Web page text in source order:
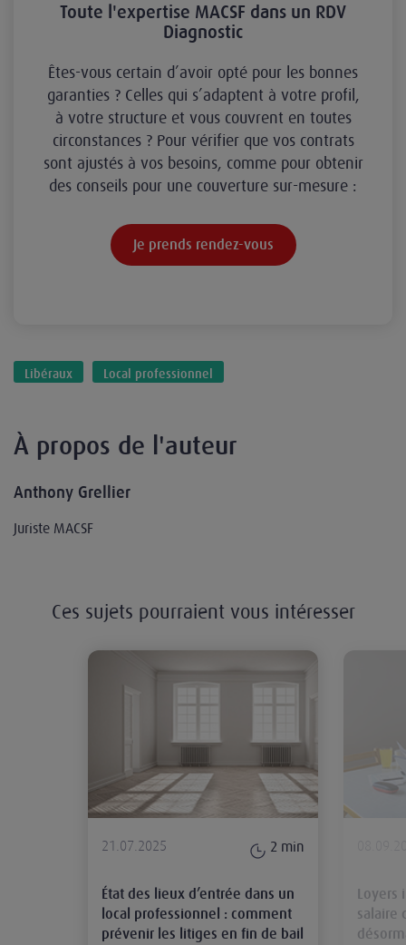
Toute l'expertise MACSF dans un RDV
Diagnostic
Êtes-vous certain d’avoir opté pour les bonnes
garanties ? Celles qui s’adaptent à votre profil,
à votre structure et vous couvrent en toutes
circonstances ? Pour vérifier que vos contrats
sont ajustés à vos besoins, comme pour obtenir
des conseils pour une couverture sur-mesure :
Je prends rendez-vous
Libéraux Local professionnel
À propos de l'auteur
Anthony Grellier
Juriste MACSF
Ces sujets pourraient vous intéresser
État des lieux d’entrée dans un
21.07.2025 2 min
État des lieux d’entrée dans un
local professionnel : comment
prévenir les litiges en fin de bail
Loyers
salaire